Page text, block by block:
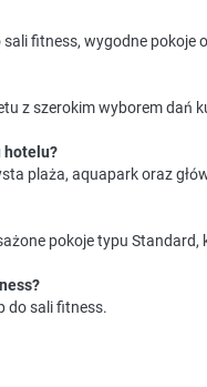
fitness, wygodne
z szerokim wyborem dań
hotelu?
plaża, aquapark oraz
pokoje typu
do sali fitness.